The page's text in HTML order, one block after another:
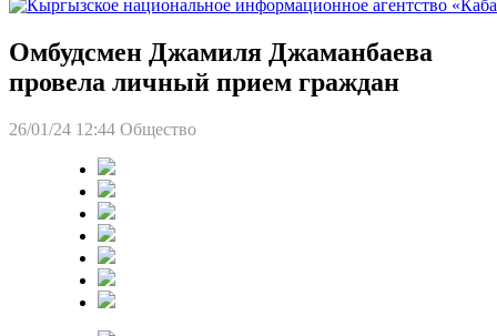
Омбудсмен Джамиля Джаманбаева
провела личный прием граждан
26/01/24 12:44 Общество